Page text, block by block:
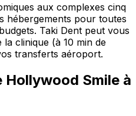
aux complexes cinq
hébergements pour toutes
Taki Dent peut vous
clinique (à 10 min de
transferts aéroport.
Smile à